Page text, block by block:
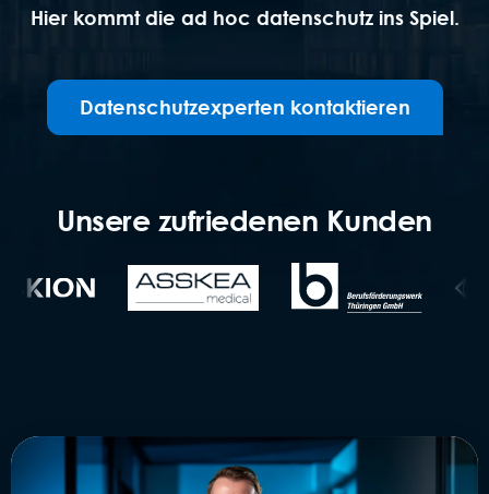
Hier kommt die ad hoc datenschutz ins Spiel.
Datenschutzexperten kontaktieren
Unsere zufriedenen Kunden